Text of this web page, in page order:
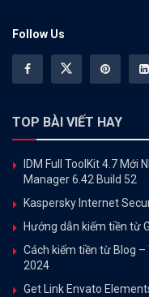
Follow Us
TOP BÀI VIẾT HAY
IDM Full ToolKit 4.7 Mới
Manager 6.42 Build 52
Kaspersky Internet
Hướng dẫn kiếm tiền từ
Cách kiếm tiền từ Blog
2024
Get Link Envato